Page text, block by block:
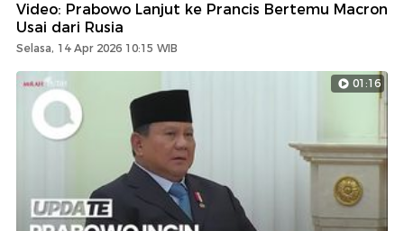
Video: Prabowo Lanjut ke Prancis Bertemu Macron
Usai dari Rusia
Selasa, 14 Apr 2026 10:15 WIB
01:16